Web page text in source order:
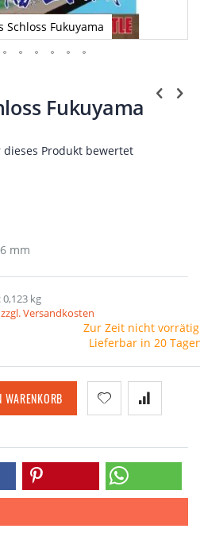
Schloss Fukuyama
Fukuyama
dieses Produkt bewertet
mm
kg
zzgl. Versandkosten
Zur Zeit nicht
Lieferbar in 20
WARENKORB